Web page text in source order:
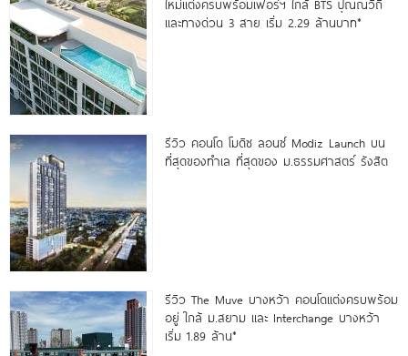
ใหม่แต่งครบพร้อมเฟอร์ฯ ใกล้ BTS ปุณณวิถี
และทางด่วน 3 สาย เริ่ม 2.29 ล้านบาท*
รีวิว คอนโด โมดิซ ลอนซ์ Modiz Launch บน
ที่สุดของทำเล ที่สุดของ ม.ธรรมศาสตร์ รังสิต
รีวิว The Muve บางหว้า คอนโดแต่งครบพร้อม
อยู่ ใกล้ ม.สยาม และ Interchange บางหว้า
เริ่ม 1.89 ล้าน*